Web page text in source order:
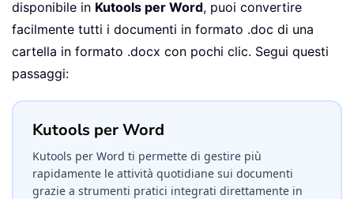
disponibile in Kutools per Word, puoi convertire
facilmente tutti i documenti in formato .doc di una
cartella in formato .docx con pochi clic. Segui questi
passaggi:
Kutools per Word
Kutools per Word ti permette di gestire più
rapidamente le attività quotidiane sui documenti
grazie a strumenti pratici integrati direttamente in